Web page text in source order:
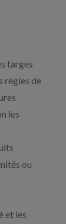
targes
règles de
les
ou
et les